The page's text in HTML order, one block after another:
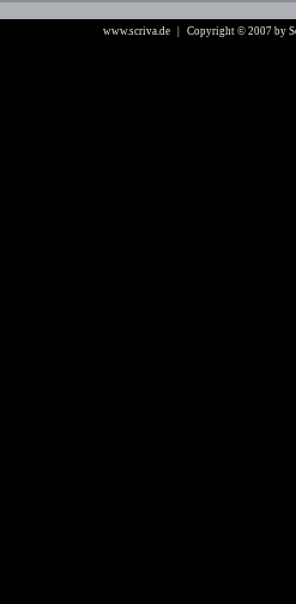
www.scriva.de | Copyright © 2007 by